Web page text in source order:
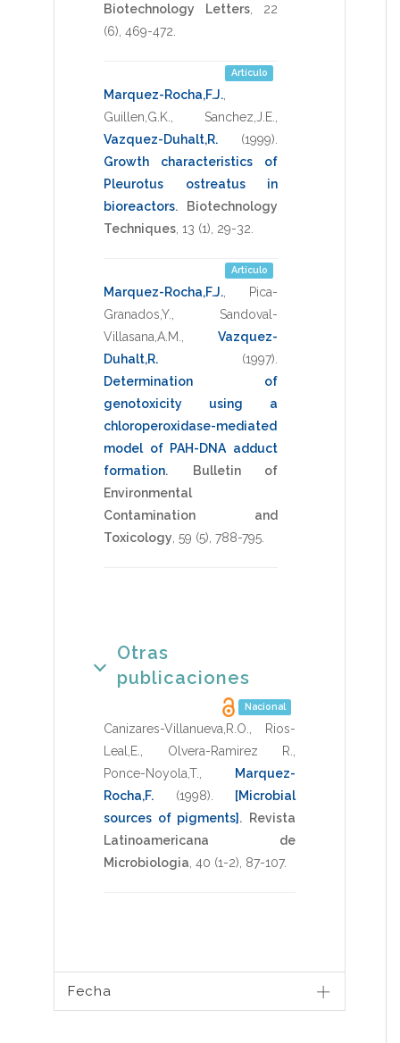
Biotechnology Letters, 22
(6), 469-472
Artículo
Marquez-Rocha,F.J.
Guillen,G.K.
Sanchez,J.E.
Vazquez-Duhalt,R.
(1999)
Growth characteristics of
Pleurotus ostreatus in
bioreactors.
Biotechnology
Techniques 13 (1), 29-32
Artículo
Marquez-Rocha,F.J.
Pica-
Granados,Y.
Sandoval-
Villasana,A.M.
Vazquez-
Duhalt,R.
(1997)
Determination of
genotoxicity using a
chloroperoxidase-mediated
model of PAH-DNA adduct
formation.
Bulletin of
Environmental
Contamination and
Toxicology 59 (5), 788-795
Otras
publicaciones
Nacional
Canizares-Villanueva,R.O.
Rios-
Leal,E.
Olvera-Ramirez R.
Ponce-Noyola,T.
Marquez-
Rocha,F.
(1998)
[Microbial
sources of pigments]. Revista
Latinoamericana de
Microbiologia 40 (1-2), 87-107.
Fecha